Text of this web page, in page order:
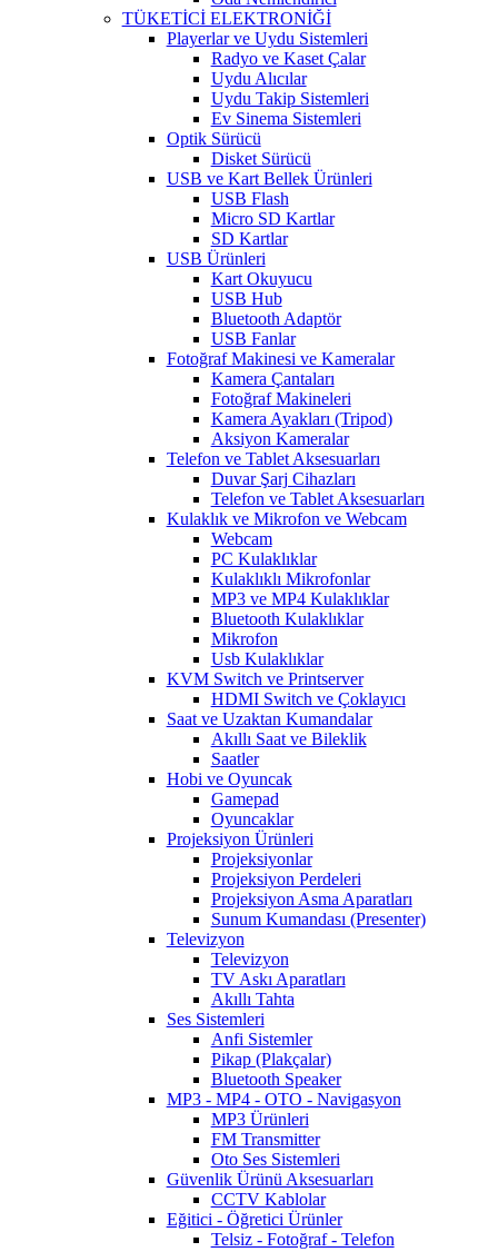
TÜKETİCİ ELEKTRONİĞİ
Playerlar ve Uydu Sistemleri
Radyo ve Kaset Çalar
Uydu Alıcılar
Uydu Takip Sistemleri
Ev Sinema Sistemleri
Optik Sürücü
Disket Sürücü
USB ve Kart Bellek Ürünleri
USB Flash
Micro SD Kartlar
SD Kartlar
USB Ürünleri
Kart Okuyucu
USB Hub
Bluetooth Adaptör
USB Fanlar
Fotoğraf Makinesi ve Kameralar
Kamera Çantaları
Fotoğraf Makineleri
Kamera Ayakları (Tripod)
Aksiyon Kameralar
Telefon ve Tablet Aksesuarları
Duvar Şarj Cihazları
Telefon ve Tablet Aksesuarları
Kulaklık ve Mikrofon ve Webcam
Webcam
PC Kulaklıklar
Kulaklıklı Mikrofonlar
MP3 ve MP4 Kulaklıklar
Bluetooth Kulaklıklar
Mikrofon
Usb Kulaklıklar
KVM Switch ve Printserver
HDMI Switch ve Çoklayıcı
Saat ve Uzaktan Kumandalar
Akıllı Saat ve Bileklik
Saatler
Hobi ve Oyuncak
Gamepad
Oyuncaklar
Projeksiyon Ürünleri
Projeksiyonlar
Projeksiyon Perdeleri
Projeksiyon Asma Aparatları
Sunum Kumandası (Presenter)
Televizyon
Televizyon
TV Askı Aparatları
Akıllı Tahta
Ses Sistemleri
Anfi Sistemler
Pikap (Plakçalar)
Bluetooth Speaker
MP3 - MP4 - OTO - Navigasyon
MP3 Ürünleri
FM Transmitter
Oto Ses Sistemleri
Güvenlik Ürünü Aksesuarları
CCTV Kablolar
Eğitici - Öğretici Ürünler
Telsiz - Fotoğraf - Telefon